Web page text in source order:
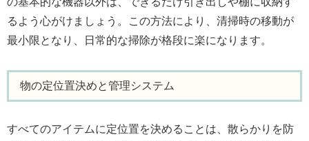
るよう心がけましょう。この方法により、清掃時の移動が
最小限となり、日常的な掃除が格段に楽になります。
物の定位置決めと管理システム
すべてのアイテムに定位置を決めることは、散らかりを防